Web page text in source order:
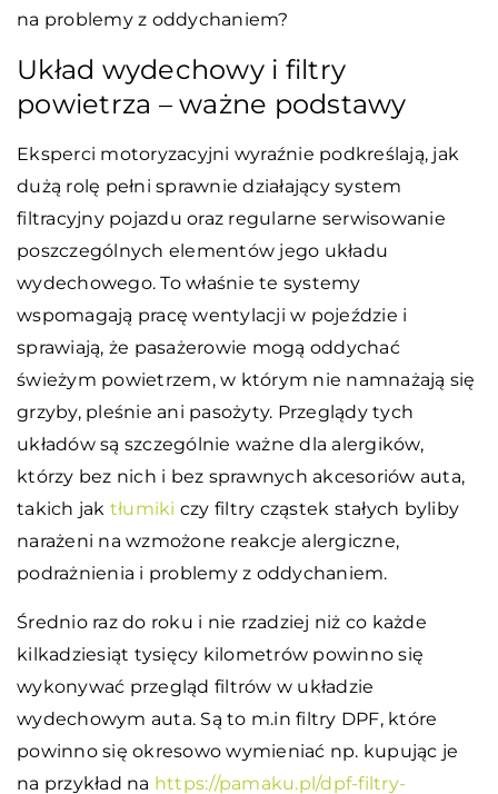
na problemy z oddychaniem?
Układ wydechowy i filtry
powietrza – ważne podstawy
Eksperci motoryzacyjni wyraźnie podkreślają, jak
dużą rolę pełni sprawnie działający system
filtracyjny pojazdu oraz regularne serwisowanie
poszczególnych elementów jego układu
wydechowego. To właśnie te systemy
wspomagają pracę wentylacji w pojeździe i
sprawiają, że pasażerowie mogą oddychać
świeżym powietrzem, w którym nie namnażają się
grzyby, pleśnie ani pasożyty. Przeglądy tych
układów są szczególnie ważne dla alergików,
którzy bez nich i bez sprawnych akcesoriów auta,
takich jak tłumiki czy filtry cząstek stałych byliby
narażeni na wzmożone reakcje alergiczne,
podrażnienia i problemy z oddychaniem.
Średnio raz do roku i nie rzadziej niż co każde
kilkadziesiąt tysięcy kilometrów powinno się
wykonywać przegląd filtrów w układzie
wydechowym auta. Są to m.in filtry DPF, które
powinno się okresowo wymieniać np. kupując je
na przykład na https://pamaku.pl/dpf-filtry-